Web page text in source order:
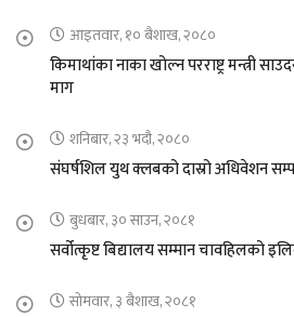
आइतवार, १० बैशाख, २०८०
किमाथांका नाका खोल्न परराष्ट्र मन्त्री
माग
शनिबार, २३ भदौ, २०८०
संघर्षशिल युथ क्लबको दास्रो अधिवेशन
बुधबार, ३० साउन, २०८१
सर्वोत्कृष्ट बिद्यालय सम्मान चावहिलको
सोमवार, ३ बैशाख, २०८१